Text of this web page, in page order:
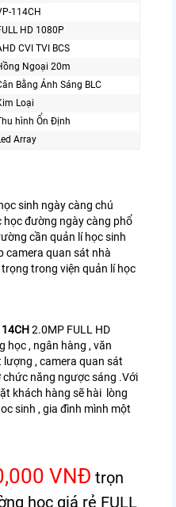
114CH
HD 1080P
CVI TVI BCS
Ngoại 20m
Bằng Ánh Sáng BLC
Loại
hình Ổn Định
Array
sinh ngày càng chú
học đường ngày càng phổ
cần quản lí học sinh
camera quan sát nhà
trong viện quản lí học
2.0MP FULL HD
học , ngân hàng , văn
lượng , camera quan sát
chức năng ngược sáng .Với
khách hàng sẽ hài lòng
sinh , gia đình mình một
VNĐ trọn
học giá rẻ FULL